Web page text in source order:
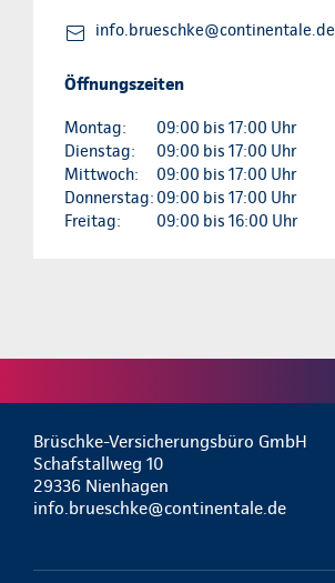
info.brueschke@continentale.de
Öffnungszeiten
Montag:
09:00 bis 17:00 Uhr
Dienstag:
09:00 bis 17:00 Uhr
Mittwoch:
09:00 bis 17:00 Uhr
Donnerstag: 09:00 bis 17:00 Uhr
Freitag:
09:00 bis 16:00 Uhr
Brüschke-Versicherungsbüro GmbH
Schafstallweg 10
29336 Nienhagen
info.brueschke@continentale.de